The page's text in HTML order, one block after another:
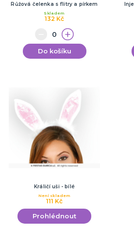
Růžová čelenka s flitry a pírkem
132 Kč
Skladem
Do košíku
Králičí uši - bílé
111 Kč
Není skladem
Prohlédnout